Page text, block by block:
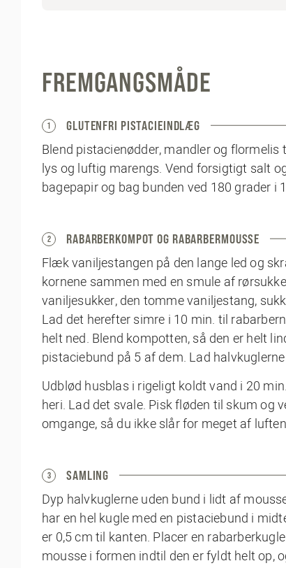
FREMGANGSMÅDE
1 GLUTENFRI PISTACIEINDLÆG
Blend pistacienødder, mandler og
lys og luftig marengs. Vend forsigtigt salt
bagepapir og bag bunden ved 180 grader i
2 RABARBERKOMPOT OG RABARBERMOUSSE
Flæk vaniljestangen på den lange led og
kornene sammen med en smule af
vaniljesukker, den tomme vaniljestang,
Lad det herefter simre i 10 min. til
helt ned. Blend kompotten, så den er helt
pistaciebund på 5 af dem. Lad
Udblød husblas i rigeligt koldt vand i 20
heri. Lad det svale. Pisk fløden til skum og
omgange, så du ikke slår for meget af
3 SAMLING
Dyp halvkuglerne uden bund i lidt af
har en hel kugle med en pistaciebund i
er 0,5 cm til kanten. Placer en
mousse i formen indtil den er fyldt helt